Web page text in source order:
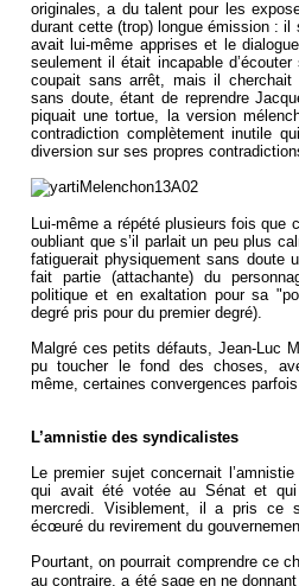
originales, a du talent pour les
durant cette (trop) longue émission : il
avait lui-même apprises et le
seulement il était incapable
coupait sans arrêt, mais il
sans doute, étant de reprendre
piquait une tortue, la version
contradiction complètement inutile
diversion sur ses propres
Lui-même a répété plusieurs fois
oubliant que s’il parlait un peu plus
fatiguerait physiquement sans doute
fait partie (attachante) du
politique et en exaltation pour sa
degré pris pour du premier degré).
Malgré ces petits défauts, Jean-Luc
pu toucher le fond des choses,
même, certaines convergences
L’amnistie des syndicalistes
Le premier sujet concernait
qui avait été votée au Sénat et
mercredi. Visiblement, il a pris ce
écœuré du revirement du
Pourtant, on pourrait comprendre ce
au contraire, a été sage en ne